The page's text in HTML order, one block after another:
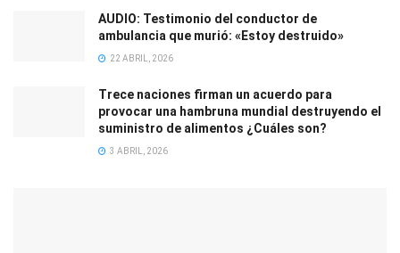
AUDIO: Testimonio del conductor de
ambulancia que murió: «Estoy destruido»
22 ABRIL, 2026
Trece naciones firman un acuerdo para
provocar una hambruna mundial destruyendo el
suministro de alimentos ¿Cuáles son?
3 ABRIL, 2026